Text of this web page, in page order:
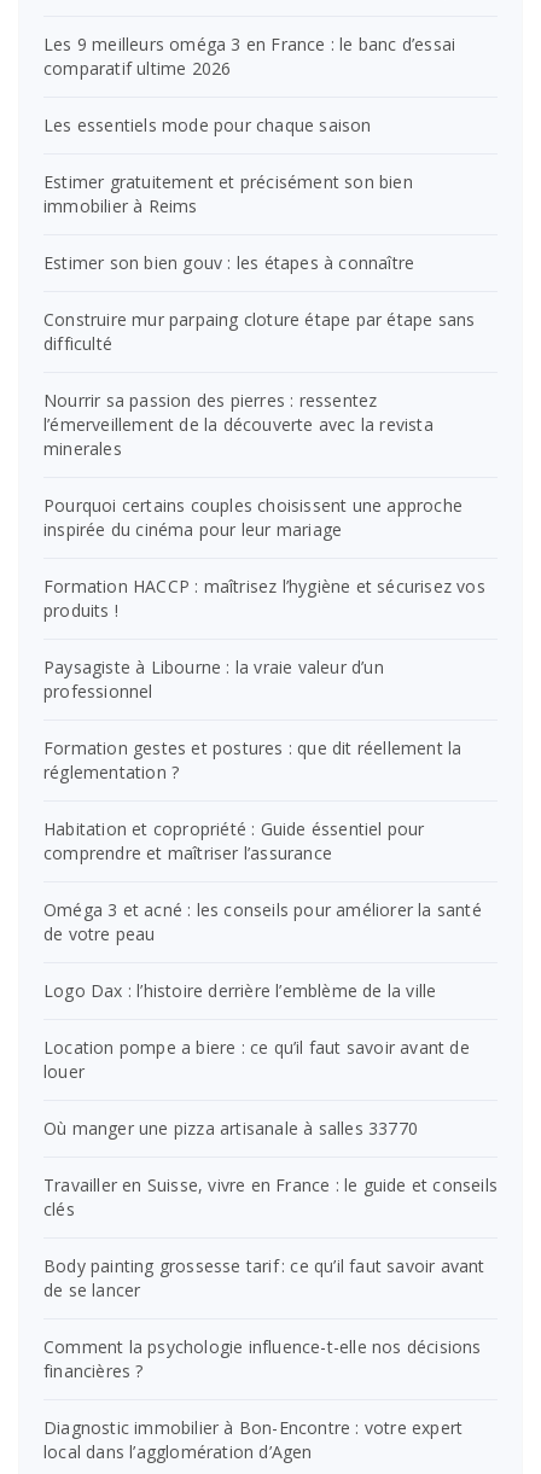
Les 9 meilleurs oméga 3 en France : le banc d’essai
comparatif ultime 2026
Les essentiels mode pour chaque saison
Estimer gratuitement et précisément son bien
immobilier à Reims
Estimer son bien gouv : les étapes à connaître
Construire mur parpaing cloture étape par étape sans
difficulté
Nourrir sa passion des pierres : ressentez
l’émerveillement de la découverte avec la revista
minerales
Pourquoi certains couples choisissent une approche
inspirée du cinéma pour leur mariage
Formation HACCP : maîtrisez l’hygiène et sécurisez vos
produits !
Paysagiste à Libourne : la vraie valeur d’un
professionnel
Formation gestes et postures : que dit réellement la
réglementation ?
Habitation et copropriété : Guide éssentiel pour
comprendre et maîtriser l’assurance
Oméga 3 et acné : les conseils pour améliorer la santé
de votre peau
Logo Dax : l’histoire derrière l’emblème de la ville
Location pompe a biere : ce qu’il faut savoir avant de
louer
Où manger une pizza artisanale à salles 33770
Travailler en Suisse, vivre en France : le guide et conseils
clés
Body painting grossesse tarif : ce qu’il faut savoir avant
de se lancer
Comment la psychologie influence-t-elle nos décisions
financières ?
Diagnostic immobilier à Bon-Encontre : votre expert
local dans l’agglomération d’Agen